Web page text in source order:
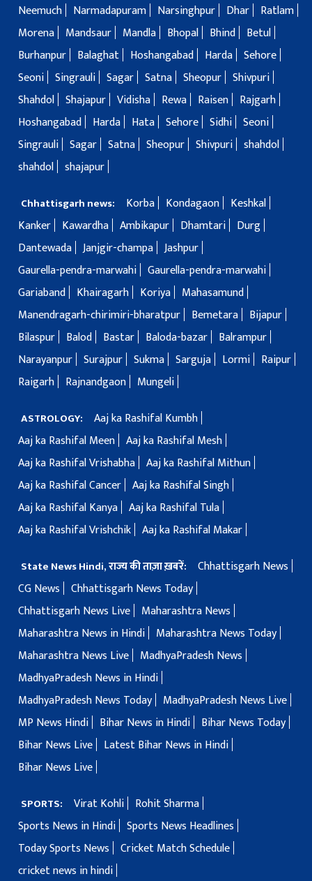
Neemuch
Narmadapuram Narsinghpur Dhar
Ratlam
Morena
Mandsaur Mandla Bhopal Bhind
Betul
Burhanpur
Balaghat Hoshangabad Harda Sehore
Seoni Singrauli Sagar Satna Sheopur Shivpuri
Shahdol Shajapur Vidisha Rewa Raisen
Rajgarh
Hoshangabad
Harda Hata Sehore Sidhi Seoni
Singrauli Sagar Satna Sheopur Shivpuri shahdol
shahdol shajapur
Chhattisgarh news: Korba Kondagaon
Keshkal
Kanker
Kawardha Ambikapur Dhamtari
Durg
Dantewada Janjgir-champa Jashpur
Gaurella-pendra-marwahi Gaurella-pendra-marwahi
Gariaband
Khairagarh Koriya
Mahasamund
Manendragarh-chirimiri-bharatpur
Bemetara
Bijapur
Bilaspur
Balod Bastar Baloda-bazar
Balrampur
Narayanpur Surajpur Sukma Sarguja Lormi
Raipur
Raigarh
Rajnandgaon Mungeli
ASTROLOGY:
Aaj ka Rashifal Kumbh
Aaj ka Rashifal Meen Aaj ka Rashifal Mesh
Aaj ka Rashifal Vrishabha Aaj ka Rashifal Mithun
Aaj ka Rashifal Cancer Aaj ka Rashifal Singh
Aaj ka Rashifal Kanya Aaj ka Rashifal Tula
Aaj ka Rashifal Vrishchik Aaj ka Rashifal Makar
State News Hindi, राज्य की ताज़ा ख़बरें:
Chhattisgarh News
CG News
Chhattisgarh News Today
Chhattisgarh News Live
Maharashtra News
Maharashtra News in Hindi
Maharashtra News Today
Maharashtra News Live
MadhyaPradesh News
MadhyaPradesh News in Hindi
MadhyaPradesh News Today
MadhyaPradesh News Live
MP News Hindi
Bihar News in Hindi
Bihar News Today
Bihar News Live
Latest Bihar News in Hindi
Bihar News Live
SPORTS: Virat Kohli
Rohit Sharma
Sports News in Hindi Sports News Headlines
Today Sports News
Cricket Match Schedule
cricket news in hindi